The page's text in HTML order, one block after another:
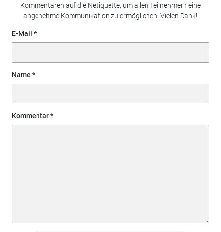
Kommentaren auf die Netiquette, um allen Teilnehmern eine
angenehme Kommunikation zu ermöglichen. Vielen Dank!
E-Mail
Name
Kommentar